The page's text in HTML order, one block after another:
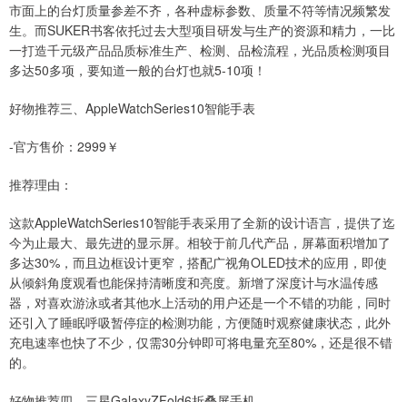
市面上的台灯质量参差不齐，各种虚标参数、质量不符等情况频繁发
生。而SUKER书客依托过去大型项目研发与生产的资源和精力，一比
一打造千元级产品品质标准生产、检测、品检流程，光品质检测项目
多达50多项，要知道一般的台灯也就5-10项！
好物推荐三、AppleWatchSeries10智能手表
-官方售价：2999￥
推荐理由：
这款AppleWatchSeries10智能手表采用了全新的设计语言，提供了迄
今为止最大、最先进的显示屏。相较于前几代产品，屏幕面积增加了
多达30%，而且边框设计更窄，搭配广视角OLED技术的应用，即使
从倾斜角度观看也能保持清晰度和亮度。新增了深度计与水温传感
器，对喜欢游泳或者其他水上活动的用户还是一个不错的功能，同时
还引入了睡眠呼吸暂停症的检测功能，方便随时观察健康状态，此外
充电速率也快了不少，仅需30分钟即可将电量充至80%，还是很不错
的。